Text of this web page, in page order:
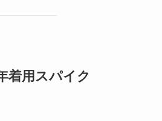
着用スパイク